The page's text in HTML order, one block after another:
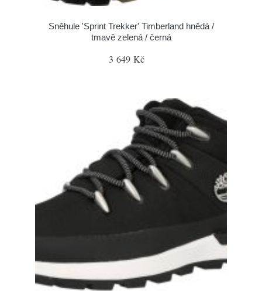
Sněhule 'Sprint Trekker' Timberland hnědá /
tmavě zelená / černá
3 649 Kč